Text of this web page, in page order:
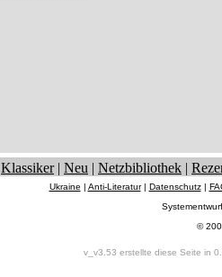
Klassiker| Neu | Netzbibliothek |
Ukraine | Anti-Literatur| Datenschutz|
©
v_v3.53 erstellte diese Seite in